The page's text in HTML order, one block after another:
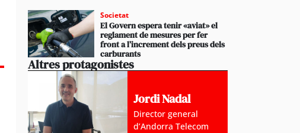
Societat
El Govern espera tenir «aviat» el
reglament de mesures per fer
front a l’increment dels preus dels
carburants
Altres protagonistes
Jordi Nadal
Director general
d’Andorra Telecom